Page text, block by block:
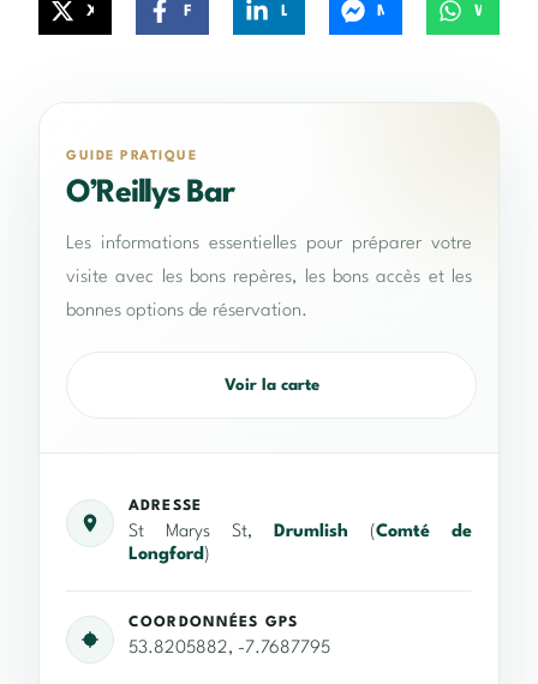
GUIDE PRATIQUE
O’Reillys Bar
Les informations essentielles pour préparer votre
visite avec les bons repères, les bons accès et les
bonnes options de réservation.
Voir la carte
ADRESSE
St Marys St, Drumlish (Comté de
Longford)
COORDONNÉES GPS
53.8205882, -7.7687795